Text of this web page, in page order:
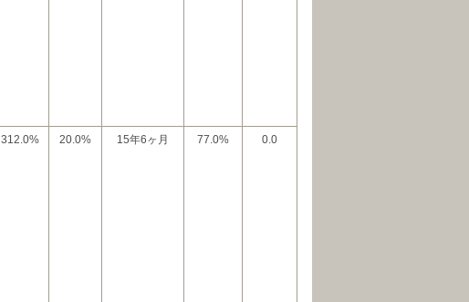
312.0% 20.0% 15年6ヶ月 77.0% 0.0